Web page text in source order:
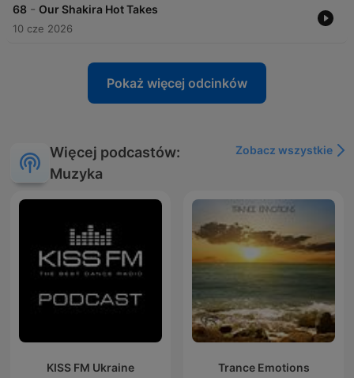
68 - Our Shakira Hot Takes
10 cze 2026
Pokaż więcej odcinków
Więcej podcastów:
Muzyka
Zobacz wszystkie
KISS FM Ukraine Trance Emotions